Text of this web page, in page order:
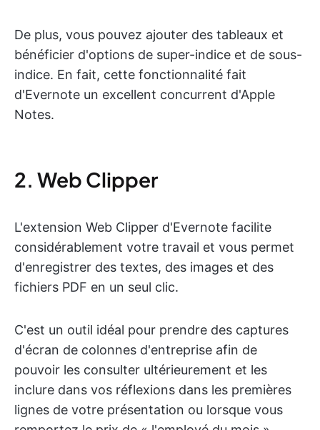
De plus, vous pouvez ajouter des tableaux et
bénéficier d'options de super-indice et de sous-
indice. En fait, cette fonctionnalité fait
d'Evernote un excellent concurrent d'Apple
Notes.
2. Web Clipper
L'extension Web Clipper d'Evernote facilite
considérablement votre travail et vous permet
d'enregistrer des textes, des images et des
fichiers PDF en un seul clic.
C'est un outil idéal pour prendre des captures
d'écran de colonnes d'entreprise afin de
pouvoir les consulter ultérieurement et les
inclure dans vos réflexions dans les premières
lignes de votre présentation ou lorsque vous